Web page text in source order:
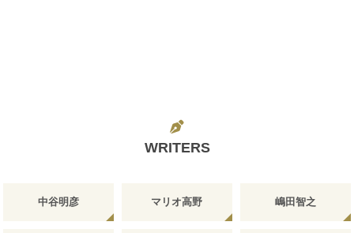
WRITERS
中谷明彦 マリオ高野 嶋田智之